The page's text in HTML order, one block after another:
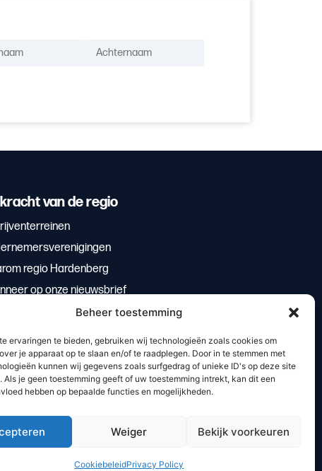
Beheer toestemming
ervaringen te bieden, gebruiken wij technologieën zoals cookies om
je apparaat op te slaan en/of te raadplegen. Door in te stemmen met
kunnen wij gegevens zoals surfgedrag of unieke ID's op deze site
Als je geen toestemming geeft of uw toestemming intrekt, kan dit een
hebben op bepaalde functies en mogelijkheden.
Weiger Bekijk voorkeuren
CookiebeleidPrivacy Policy
van de regio
regio Hardenberg
op onze nieuwsbrief